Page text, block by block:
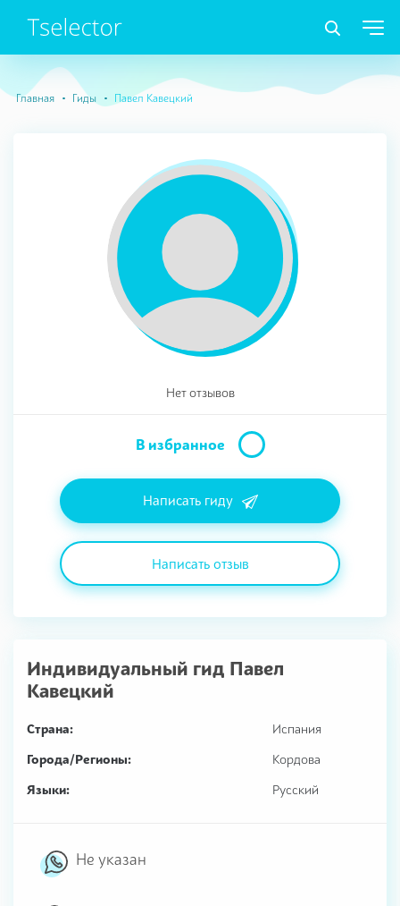
Главная Гиды Павел Кавецкий
Нет отзывов
В избранное
Написать гиду
Написать отзыв
Индивидуальный гид Павел
Кавецкий
Страна:
Испания
Города/Регионы:
Кордова
Языки:
Русский
Не указан